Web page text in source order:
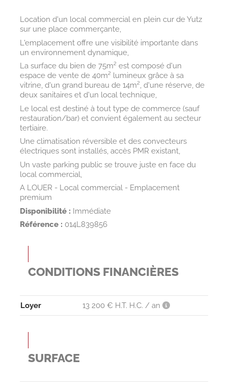
Location d'un local commercial en plein cur de Yutz
sur une place commerçante,
L'emplacement offre une visibilité importante dans
un environnement dynamique,
La surface du bien de 75m² est composé d'un
espace de vente de 40m² lumineux grâce à sa
vitrine, d'un grand bureau de 14m², d'une réserve, de
deux sanitaires et d'un local technique,
Le local est destiné à tout type de commerce (sauf
restauration/bar) et convient également au secteur
tertiaire.
Une climatisation réversible et des convecteurs
électriques sont installés, accès PMR existant,
Un vaste parking public se trouve juste en face du
local commercial,
A LOUER - Local commercial - Emplacement
premium
Disponibilité : Immédiate
Référence : 014L839856
CONDITIONS FINANCIÈRES
Loyer 13 200 € H.T. H.C. / an
SURFACE